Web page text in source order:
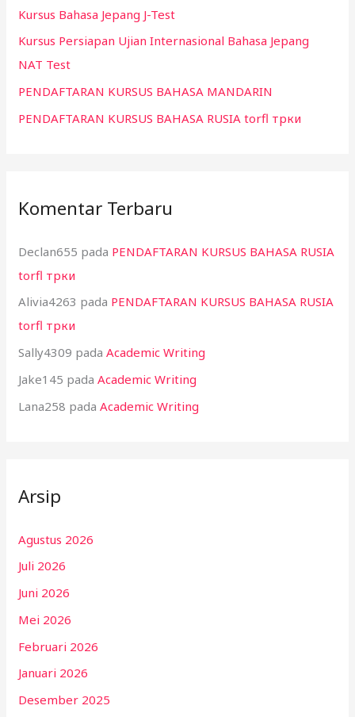
u
k
:
Kursus Bahasa Jepang J-Test
Kursus Persiapan Ujian Internasional Bahasa Jepang
NAT Test
PENDAFTARAN KURSUS BAHASA MANDARIN
PENDAFTARAN KURSUS BAHASA RUSIA torfl трки
Komentar Terbaru
Declan655 pada PENDAFTARAN KURSUS BAHASA RUSIA
torfl трки
Alivia4263 pada PENDAFTARAN KURSUS BAHASA RUSIA
torfl трки
Sally4309 padaAcademic Writing
Jake145 padaAcademic Writing
Lana258 padaAcademic Writing
Arsip
Agustus 2026
Juli 2026
Juni 2026
Mei 2026
Februari 2026
Januari 2026
Desember 2025